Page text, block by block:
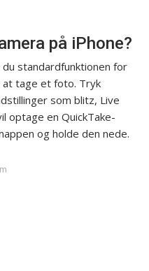
på iPhone?
standardfunktionen for
at tage et foto. Tryk
som blitz, Live
optage en QuickTake-
og holde den nede.